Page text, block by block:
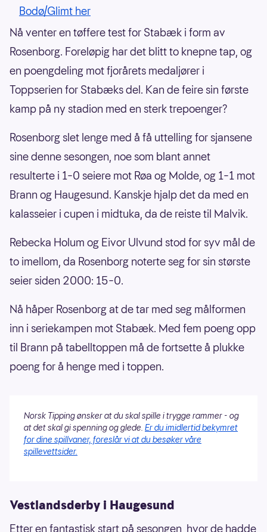
Bodø/Glimt her
Nå venter en tøffere test for Stabæk i form av
Rosenborg. Foreløpig har det blitt to knepne tap, og
en poengdeling mot fjorårets medaljører i
Toppserien for Stabæks del. Kan de feire sin første
kamp på ny stadion med en sterk trepoenger?
Rosenborg slet lenge med å få uttelling for sjansene
sine denne sesongen, noe som blant annet
resulterte i 1–0 seiere mot Røa og Molde, og 1–1 mot
Brann og Haugesund. Kanskje hjalp det da med en
kalasseier i cupen i midtuka, da de reiste til Malvik.
Rebecka Holum og Eivor Ulvund stod for syv mål de
to imellom, da Rosenborg noterte seg for sin største
seier siden 2000: 15–0.
Nå håper Rosenborg at de tar med seg målformen
inn i seriekampen mot Stabæk. Med fem poeng opp
til Brann på tabelltoppen må de fortsette å plukke
poeng for å henge med i toppen.
Norsk Tipping ønsker at du skal spille i trygge rammer - og
at det skal gi spenning og glede. Er du imidlertid bekymret
for dine spillvaner, foreslår vi at du besøker våre
spillevettsider.
Vestlandsderby i Haugesund
Etter en fantastisk start på sesongen, hvor de hadde